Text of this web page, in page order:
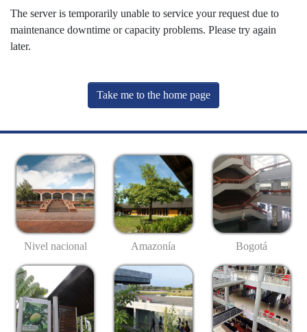
The server is temporarily unable to service your request due to
maintenance downtime or capacity problems. Please try again
later.
Take me to the home page
Nivel nacional Amazonía Bogotá